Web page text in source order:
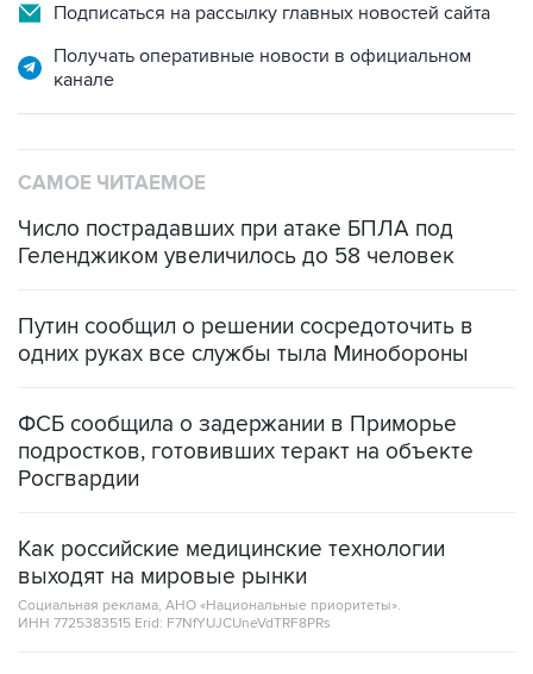
Подписаться на рассылку главных новостей сайта
Получать оперативные новости в официальном
канале
САМОЕ ЧИТАЕМОЕ
Число пострадавших при атаке БПЛА под
Геленджиком увеличилось до 58 человек
Путин сообщил о решении сосредоточить в
одних руках все службы тыла Минобороны
ФСБ сообщила о задержании в Приморье
подростков, готовивших теракт на объекте
Росгвардии
Как российские медицинские технологии
выходят на мировые рынки
Социальная реклама, АНО «Национальные приоритеты».
ИНН 7725383515 Erid: F7NfYUJCUneVdTRF8PRs